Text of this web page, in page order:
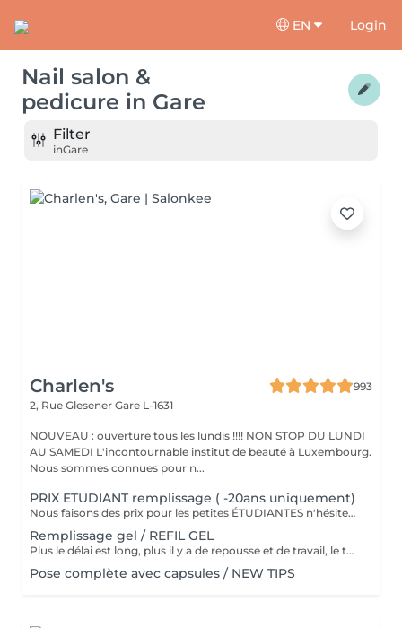
EN Login
Nail salon &
pedicure in Gare
Filter
inGare
Charlen's
993
2, Rue Glesener Gare L-1631
NOUVEAU : ouverture tous les lundis !!!! NON STOP DU LUNDI
AU SAMEDI L'incontournable institut de beauté à Luxembourg.
Nous sommes connues pour n...
PRIX ETUDIANT remplissage ( -20ans uniquement)
Nous faisons des prix pour les petites ÉTUDIANTES n'hésitez pas a passer
Remplissage gel / REFIL GEL
Plus le délai est long, plus il y a de repousse et de travail, le tarif s'adapte donc au temps écoulé depuis votre dernier rendez-vous. Merci de choisir le remplissage adapté
Pose complète avec capsules / NEW TIPS